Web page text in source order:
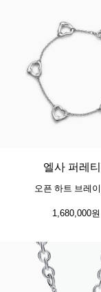
엘사 퍼레
오픈 하트 브레
1,680,000원